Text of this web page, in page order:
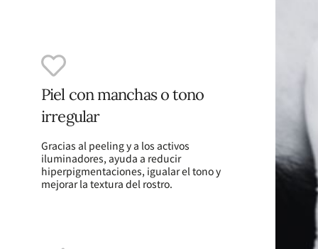
Piel con manchas o tono
irregular
Gracias al peeling y a los activos
iluminadores, ayuda a reducir
hiperpigmentaciones, igualar el tono y
mejorar la textura del rostro.